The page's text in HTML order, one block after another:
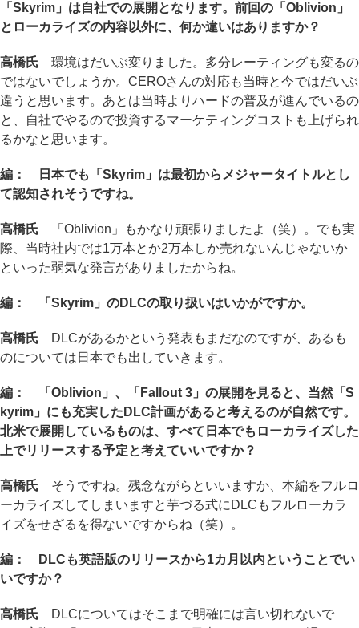
「Skyrim」は自社での展開となります。前回の「Oblivion」
とローカライズの内容以外に、何か違いはありますか？
高橋氏 環境はだいぶ変りました。多分レーティングも変るの
ではないでしょうか。CEROさんの対応も当時と今ではだいぶ
違うと思います。あとは当時よりハードの普及が進んでいるの
と、自社でやるので投資するマーケティングコストも上げられ
るかなと思います。
編： 日本でも「Skyrim」は最初からメジャータイトルとし
て認知されそうですね。
高橋氏 「Oblivion」もかなり頑張りましたよ（笑）。でも実
際、当時社内では1万本とか2万本しか売れないんじゃないか
といった弱気な発言がありましたからね。
編： 「Skyrim」のDLCの取り扱いはいかがですか。
高橋氏 DLCがあるかという発表もまだなのですが、あるも
のについては日本でも出していきます。
編： 「Oblivion」、「Fallout 3」の展開を見ると、当然「S
kyrim」にも充実したDLC計画があると考えるのが自然です。
北米で展開しているものは、すべて日本でもローカライズした
上でリリースする予定と考えていいですか？
高橋氏 そうですね。残念ながらといいますか、本編をフルロ
ーカライズしてしまいますと芋づる式にDLCもフルローカラ
イズをせざるを得ないですからね（笑）。
編： DLCも英語版のリリースから1カ月以内ということでい
いですか？
高橋氏 DLCについてはそこまで明確には言い切れないで